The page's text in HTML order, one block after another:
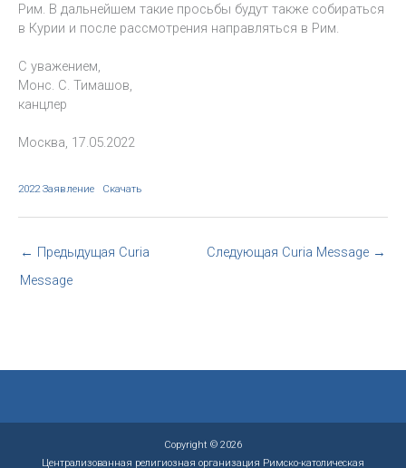
Рим. В дальнейшем такие просьбы будут также собираться
в Курии и после рассмотрения направляться в Рим.
С уважением,
Монс. С. Тимашов,
канцлер
Москва, 17.05.2022
2022 Заявление Скачать
← Предыдущая Curia
Message
Следующая Curia Message →
Copyright © 2026
Централизованная религиозная организация Римско-католическая